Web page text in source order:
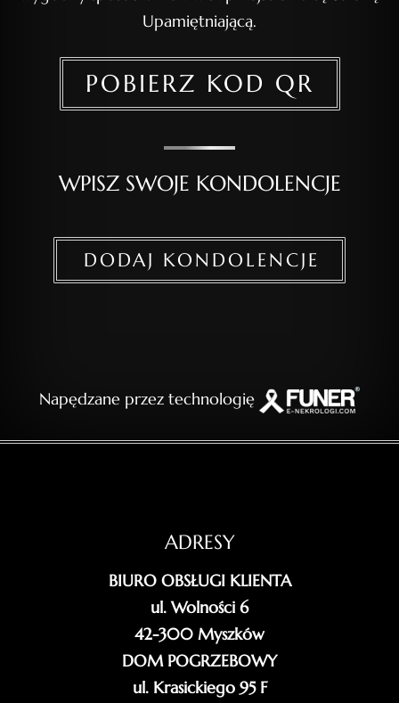
Upamiętniającą.
POBIERZ KOD QR
WPISZ SWOJE KONDOLENCJE
DODAJ KONDOLENCJE
Napędzane przez technologię
ADRESY
BIURO OBSŁUGI KLIENTA
ul. Wolności 6
42-300 Myszków
DOM POGRZEBOWY
ul. Krasickiego 95 F